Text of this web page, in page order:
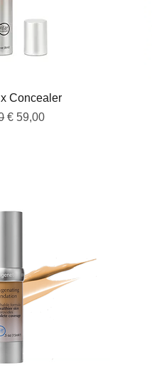
Concealer
prijs
Verkoopprijs
€ 59,00